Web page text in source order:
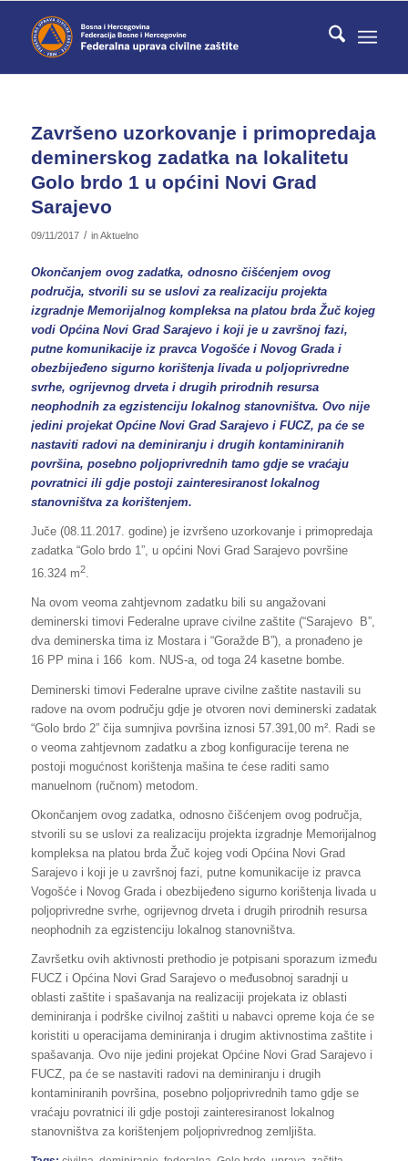
Završeno uzorkovanje i primopredaja
deminerskog zadatka na lokalitetu
Golo brdo 1 u općini Novi Grad
Sarajevo
09/11/2017 / inAktuelno
Okončanjem ovog zadatka, odnosno čišćenjem ovog
područja, stvorili su se uslovi za realizaciju projekta
izgradnje Memorijalnog kompleksa na platou brda Žuč kojeg
vodi Općina Novi Grad Sarajevo i koji je u završnoj fazi,
putne komunikacije iz pravca Vogošće i Novog Grada i
obezbijeđeno sigurno korištenja livada u poljoprivredne
svrhe, ogrijevnog drveta i drugih prirodnih resursa
neophodnih za egzistenciju lokalnog stanovništva. Ovo nije
jedini projekat Općine Novi Grad Sarajevo i FUCZ, pa će se
nastaviti radovi na deminiranju i drugih kontaminiranih
površina, posebno poljoprivrednih tamo gdje se vraćaju
povratnici ili gdje postoji zainteresiranost lokalnog
stanovništva za korištenjem.
Juče (08.11.2017. godine) je izvršeno uzorkovanje i primopredaja
zadatka “Golo brdo 1”, u općini Novi Grad Sarajevo površine
16.324 m2.
Na ovom veoma zahtjevnom zadatku bili su angažovani
deminerski timovi Federalne uprave civilne zaštite (“Sarajevo B”,
dva deminerska tima iz Mostara i “Goražde B”), a pronađeno je
16 PP mina i 166 kom. NUS-a, od toga 24 kasetne bombe.
Deminerski timovi Federalne uprave civilne zaštite nastavili su
radove na ovom području gdje je otvoren novi deminerski zadatak
“Golo brdo 2” čija sumnjiva površina iznosi 57.391,00 m². Radi se
o veoma zahtjevnom zadatku a zbog konfiguracije terena ne
postoji mogućnost korištenja mašina te ćese raditi samo
manuelnom (ručnom) metodom.
Okončanjem ovog zadatka, odnosno čišćenjem ovog područja,
stvorili su se uslovi za realizaciju projekta izgradnje Memorijalnog
kompleksa na platou brda Žuč kojeg vodi Općina Novi Grad
Sarajevo i koji je u završnoj fazi, putne komunikacije iz pravca
Vogošće i Novog Grada i obezbijeđeno sigurno korištenja livada u
poljoprivredne svrhe, ogrijevnog drveta i drugih prirodnih resursa
neophodnih za egzistenciju lokalnog stanovništva.
Završetku ovih aktivnosti prethodio je potpisani sporazum između
FUCZ i Općina Novi Grad Sarajevo o međusobnoj saradnji u
oblasti zaštite i spašavanja na realizaciji projekata iz oblasti
deminiranja i podrške civilnoj zaštiti u nabavci opreme koja će se
koristiti u operacijama deminiranja i drugim aktivnostima zaštite i
spašavanja. Ovo nije jedini projekat Općine Novi Grad Sarajevo i
FUCZ, pa će se nastaviti radovi na deminiranju i drugih
kontaminiranih površina, posebno poljoprivrednih tamo gdje se
vraćaju povratnici ili gdje postoji zainteresiranost lokalnog
stanovništva za korištenjem poljoprivrednog zemljišta.